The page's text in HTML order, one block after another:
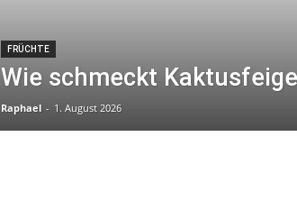
FRÜCHTE
Wie schmeckt
Raphael - 1. August 2026